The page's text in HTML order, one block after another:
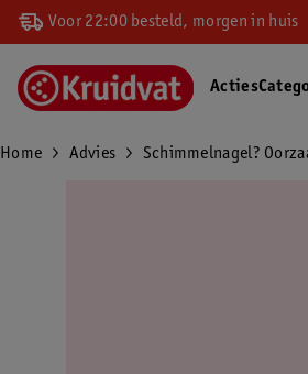
Voor 22:00 besteld, morgen in huis
Acties
Home Advies Schimmelnagel?